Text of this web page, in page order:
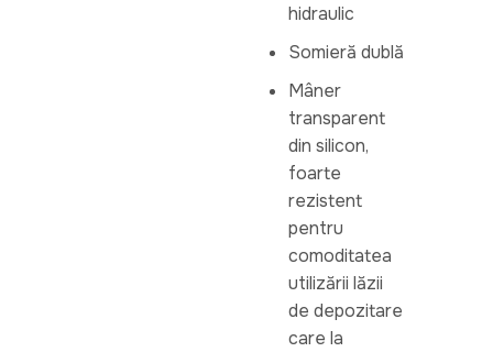
hidraulic
Somieră dublă
Mâner
transparent
din silicon,
foarte
rezistent
pentru
comoditatea
utilizării lăzii
de depozitare
care la